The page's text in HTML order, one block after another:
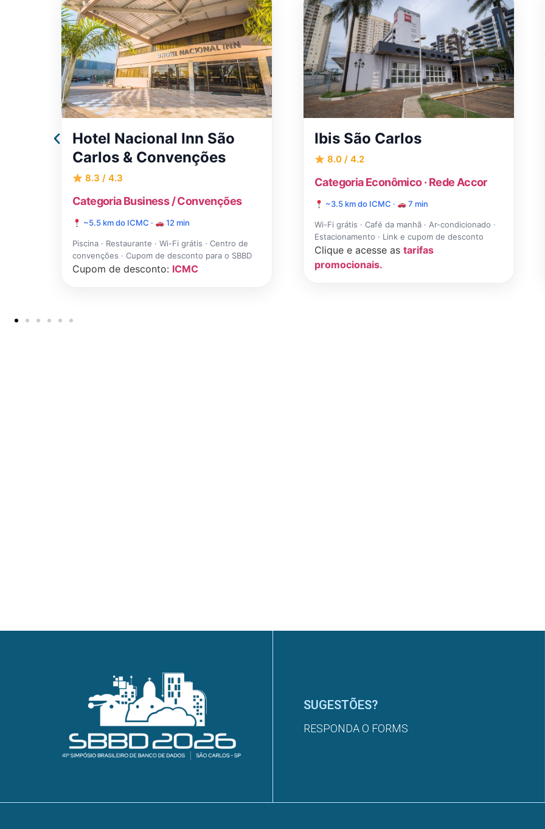
Ibis São Carlos
8.0 / 4.2
Categoria Econômico · Rede Accor
~3.5 km do ICMC · 7 min
Wi-Fi grátis · Café da manhã · Ar-condicionado ·
Clique e acesse astarifas
promocionais.
The Hill Hotéis Executive
4.3 (1.627 avaliações)
A partir de R$ 260/noite
3.9km do ICMC · 7 min de carro
Café da manhã · Wi-Fi grátis · Piscina ·
Estacionamento · Acessibilidade
Clique e acesse as tarifas
promocionais.
SUGESTÕES?
RESPONDA O FORMS